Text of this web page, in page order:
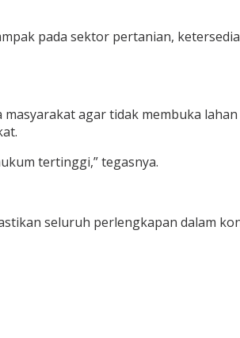
pada sektor pertanian,
agar tidak membuka lahan
tertinggi,” tegasnya.
seluruh perlengkapan dalam